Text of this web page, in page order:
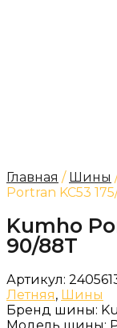
Главная / Шины
Portran KC53
Kumho
90/88T
Артикул:
Летняя, Шины
Бренд шины: